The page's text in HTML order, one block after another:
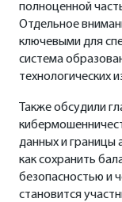
полноценной
Отдельное
ключевыми для
система
технологических
Также обсудили
данных и границы
как сохранить
безопасностью и
становится